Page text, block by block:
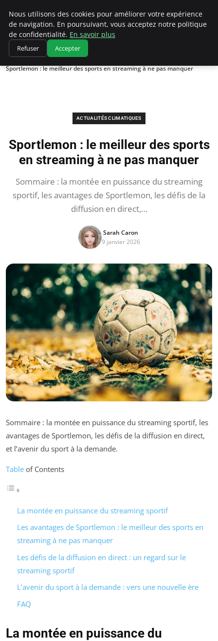
Climatedebtagents
Accueil
Actualités Climatiques
Sportlemon : le meilleur des sports en streaming à ne pas manquer
ACTUALITÉS CLIMATIQUES
Sportlemon : le meilleur des sports
en streaming à ne pas manquer
Sommaire : la montée en puissance du streaming
sportif, les avantages de Sportlemon, les défis de la
diffusion en direct,…
Sarah Caron
9 janvier 2026
Sommaire : la montée en puissance du streaming sportif, les
avantages de Sportlemon, les défis de la diffusion en direct,
et l’avenir du sport à la demande.
Table of Contents
La montée en puissance du streaming sportif
Les avantages de Sportlemon : le meilleur des sports en
streaming à ne pas manquer
Les défis de la diffusion en direct : un regard sur le
streaming sportif
L’avenir du sport à la demande : vers une nouvelle ère
FAQ
La montée en puissance du
Nous utilisons des cookies pour améliorer votre expérience
de navigation. En poursuivant, vous acceptez notre politique
de confidentialité. En savoir plus
Refuser Accepter